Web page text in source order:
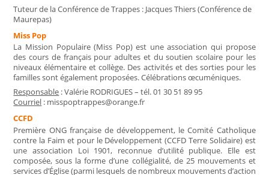
Tuteur de la Conférence de Trappes : Jacques Thiers (Conférence de
Maurepas)
Miss Pop
La Mission Populaire (Miss Pop) est une association qui propose
des cours de français pour adultes et du soutien scolaire pour les
niveaux élémentaire et collège. Des activités et des sorties pour les
familles sont également proposées. Célébrations œcuméniques.
Responsable : Valérie RODRIGUES – tél. 01 30 51 89 95
Courriel : misspoptrappes@orange.fr
CCFD
Première ONG française de développement, le Comité Catholique
contre la Faim et pour le Développement (CCFD Terre Solidaire) est
une association Loi 1901, reconnue d’utilité publique. Elle est
composée, sous la forme d’une collégialité, de 25 mouvements et
services d’Église (parmi lesquels de nombreux mouvements d’action